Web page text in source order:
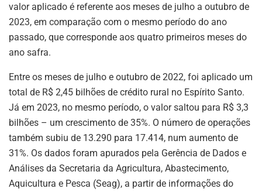
valor aplicado é referente aos meses de julho a outubro de
2023, em comparação com o mesmo período do ano
passado, que corresponde aos quatro primeiros meses do
ano safra.
Entre os meses de julho e outubro de 2022, foi aplicado um
total de R$ 2,45 bilhões de crédito rural no Espírito Santo.
Já em 2023, no mesmo período, o valor saltou para R$ 3,3
bilhões – um crescimento de 35%. O número de operações
também subiu de 13.290 para 17.414, num aumento de
31%. Os dados foram apurados pela Gerência de Dados e
Análises da Secretaria da Agricultura, Abastecimento,
Aquicultura e Pesca (Seag), a partir de informações do